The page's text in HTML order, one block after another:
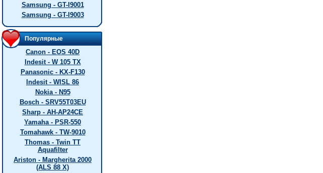
Samsung - GT-I9001
Samsung - GT-I9003
Популярные
Canon - EOS 40D
Indesit - W 105 TX
Panasonic - KX-F130
Indesit - WISL 86
Nokia - N95
Bosch - SRV55T03EU
Sharp - AH-AP24CE
Yamaha - PSR-550
Tomahawk - TW-9010
Thomas - Twin TT
Aquafilter
Ariston - Margherita 2000
(ALS 88 X)